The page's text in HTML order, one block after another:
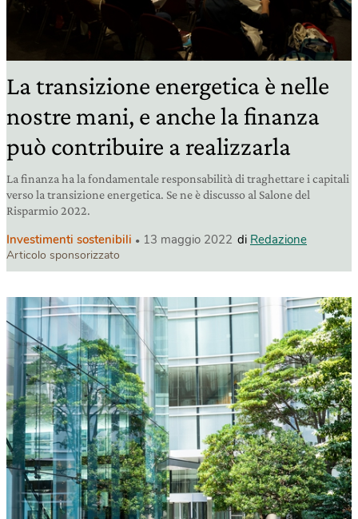
La transizione energetica è nelle
nostre mani, e anche la finanza
può contribuire a realizzarla
La finanza ha la fondamentale responsabilità di traghettare i capitali
verso la transizione energetica. Se ne è discusso al Salone del
Risparmio 2022.
Investimenti sostenibili 13 maggio 2022 di Redazione
Articolo sponsorizzato